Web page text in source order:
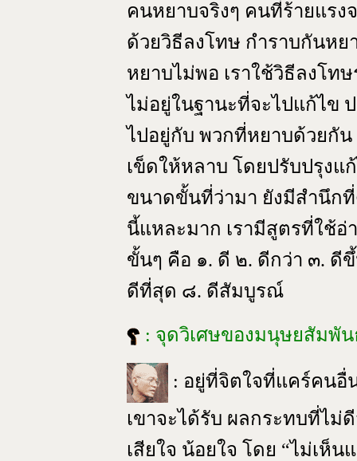
คนหยาบจริงๆ คนที่ร้ายแรง
ด้วยวิธีลงโทษ กำราบกันหย
หยาบไม่พอ เราใช้วิธีลงโท
ไม่อยู่ในฐานะที่จะไปแก้ไข
ไปอยู่กับ พวกที่หยาบด้วยกัน
เข็ดให้หลาบ โดยปรับปรุง
ขนาดขั้นที่ว่ามา ยังมีสำนึก
นี้แหละมาก เรามีสูตรที่ใช้อ่
ขั้นๆ คือ ๑. ดี ๒. ดีกว่า ๓. ดี
ดีที่สุด ๘. ดีสัมบูรณ์
: จุดวิเศษของมนุษยสัมพั
: อยู่ที่จิตใจที่แคร์คนอื่
เขาจะได้รับ ผลกระทบที่ไม่
เสียใจ น้อยใจ โดย “ไม่เห็